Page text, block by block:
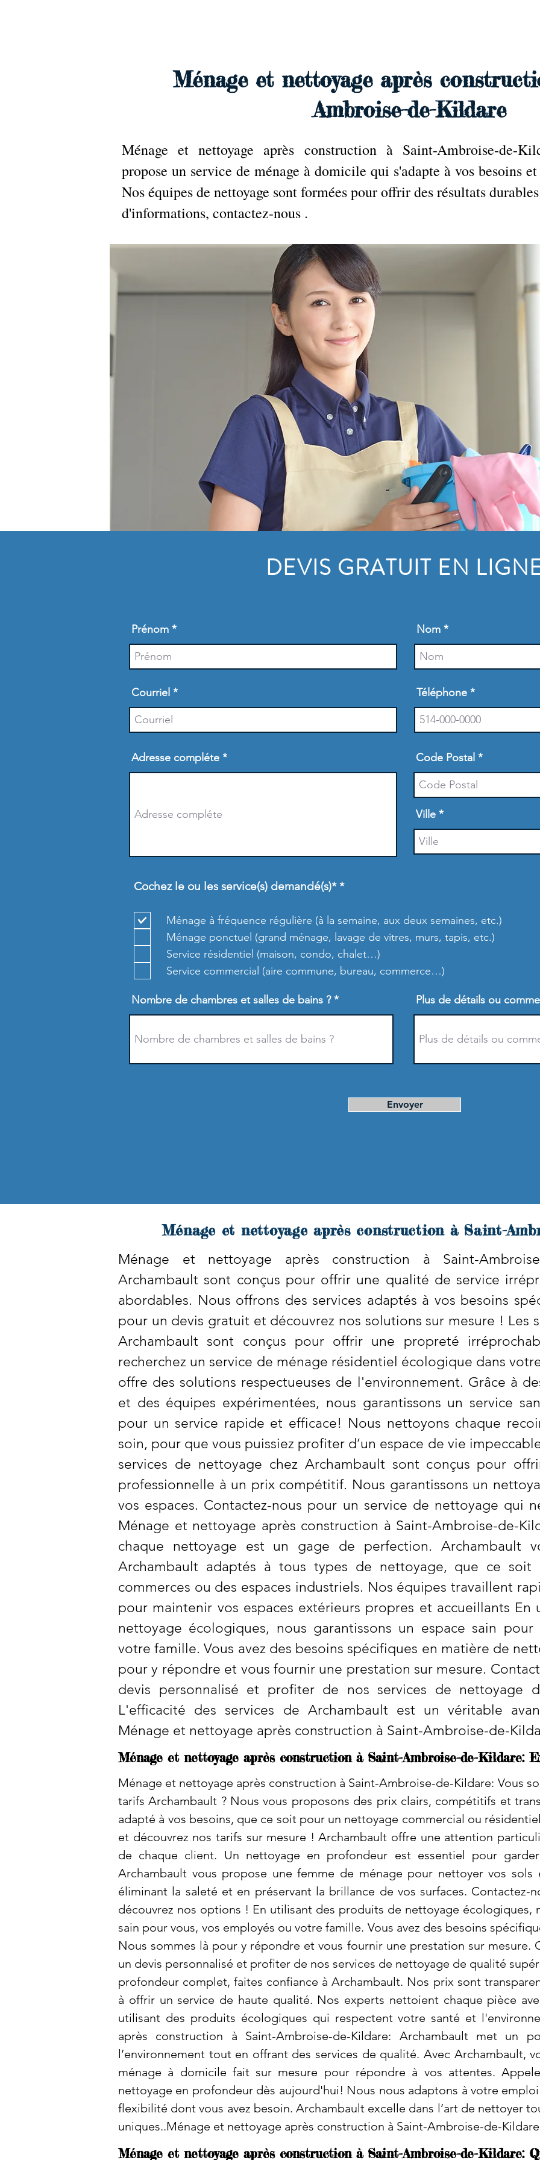
Ménage et nettoyage après
Ambroise-de-Kildare
Ménage et nettoyage après construction à Saint-Ambroise-de-
propose un service de ménage à domicile qui s'adapte à vos besoins
Nos équipes de nettoyage sont formées pour offrir des résultats
d'informations, contactez-nous .
DEVIS GRATUIT EN
Prénom Nom
Courriel Téléphone
Adresse compléte Code Postal
Ville
Cochez le ou les service(s) demandé(s)* *O
i
a
t
i
Ménage à fréquence régulière (à la semaine, aux deux semaines, etc.)
Ménage ponctuel (grand ménage, lavage de vitres, murs, tapis, etc.)
Service résidentiel (maison, condo, chalet…)
Service commercial (aire commune, bureau, commerce…)
Nombre de chambres et salles de bains ? Plus de détails ou
Envoyer
Ménage et nettoyage après construction à Saint-
Ménage et nettoyage après construction à Saint-
Archambault sont conçus pour offrir une qualité de service
abordables. Nous offrons des services adaptés à vos besoins
pour un devis gratuit et découvrez nos solutions sur mesure ! Les
Archambault sont conçus pour offrir une propreté
recherchez un service de ménage résidentiel écologique dans
offre des solutions respectueuses de l'environnement. Grâce à
et des équipes expérimentées, nous garantissons un service
pour un service rapide et efficace! Nous nettoyons chaque
soin, pour que vous puissiez profiter d’un espace de vie
services de nettoyage chez Archambault sont conçus pour
professionnelle à un prix compétitif. Nous garantissons un
vos espaces. Contactez-nous pour un service de nettoyage qui
Ménage et nettoyage après construction à Saint-Ambroise-de-
chaque nettoyage est un gage de perfection. Archambault
Archambault adaptés à tous types de nettoyage, que ce soit
commerces ou des espaces industriels. Nos équipes travaillent
pour maintenir vos espaces extérieurs propres et accueillants
nettoyage écologiques, nous garantissons un espace sain
votre famille. Vous avez des besoins spécifiques en matière de
pour y répondre et vous fournir une prestation sur mesure.
devis personnalisé et profiter de nos services de nettoyage
L'efficacité des services de Archambault est un véritable
Ménage et nettoyage après construction à Saint-Ambroise-de-
Ménage et nettoyage après construction à Saint-Ambroise-de-Kildare:
Ménage et nettoyage après construction à Saint-Ambroise-de-Kildare: Vous
tarifs Archambault ? Nous vous proposons des prix clairs, compétitifs et
adapté à vos besoins, que ce soit pour un nettoyage commercial ou
et découvrez nos tarifs sur mesure ! Archambault offre une attention
de chaque client. Un nettoyage en profondeur est essentiel pour
Archambault vous propose une femme de ménage pour nettoyer vos sols
éliminant la saleté et en préservant la brillance de vos surfaces. Contactez-
découvrez nos options ! En utilisant des produits de nettoyage écologiques,
sain pour vous, vos employés ou votre famille. Vous avez des besoins
Nous sommes là pour y répondre et vous fournir une prestation sur mesure.
un devis personnalisé et profiter de nos services de nettoyage de qualité
profondeur complet, faites confiance à Archambault. Nos prix sont
à offrir un service de haute qualité. Nos experts nettoient chaque pièce
utilisant des produits écologiques qui respectent votre santé et
après construction à Saint-Ambroise-de-Kildare: Archambault met un
l’environnement tout en offrant des services de qualité. Avec Archambault,
ménage à domicile fait sur mesure pour répondre à vos attentes.
nettoyage en profondeur dès aujourd'hui! Nous nous adaptons à votre
flexibilité dont vous avez besoin. Archambault excelle dans l’art de nettoyer
uniques..Ménage et nettoyage après construction à Saint-Ambroise-de-Kildare
Ménage et nettoyage après construction à Saint-Ambroise-de-Kildare: